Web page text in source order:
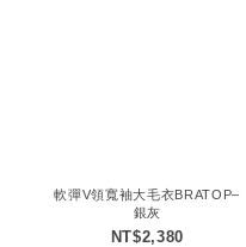
軟彈V領寬袖大毛衣BRATOP–
銀灰
NT$2,380